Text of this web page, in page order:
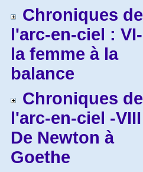
Chroniques de
l'arc-en-ciel : VI-
la femme à la
balance
Chroniques de
l'arc-en-ciel -VIII
De Newton à
Goethe